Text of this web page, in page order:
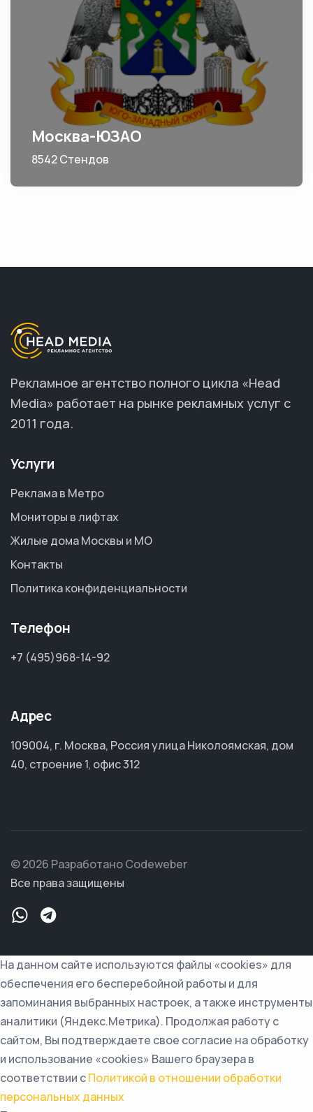
Москва-ЮЗАО
8542 Стендов
Рекламное агентство полного цикла «Head
Media» работает на рынке рекламных услуг с
2011 года.
Услуги
Реклама в Метро
Мониторы в лифтах
Жилые дома Москвы и МО
Контакты
Политика конфиденциальности
Телефон
+7 (495)968-14-92
Адрес
109004, г. Москва, Россия улица Николоямская, дом
40, строение 1, офис 312
© 2026 Разработано Codeweber
Все права защищены
На данном сайте используются файлы «cookies» для
обеспечения его бесперебойной работы и для
запоминания выбранных настроек, а также инструменты
аналитики (Яндекс.Метрика). Продолжая работу с
сайтом, Вы подтверждаете свое согласие на обработку
и использование «cookies» Вашего браузера в
соответствии сПолитикой в отношении обработки
персональных данных